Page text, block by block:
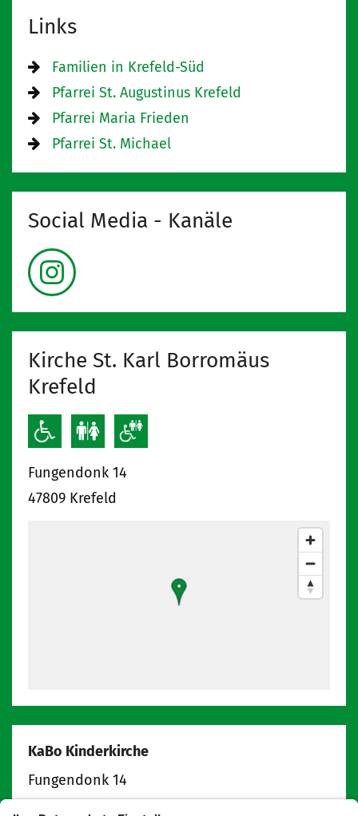
Links
Familien in Krefeld-Süd
Pfarrei St. Augustinus Krefeld
Pfarrei Maria Frieden
Pfarrei St. Michael
Social Media - Kanäle
Kirche St. Karl Borromäus
Krefeld
Fungendonk 14
47809 Krefeld
KaBo Kinderkirche
Fungendonk 14